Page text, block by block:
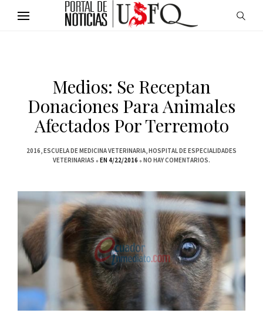
Medios: Se Receptan
Donaciones Para Animales
Afectados Por Terremoto
2016 ESCUELA DE MEDICINA VETERINARIA HOSPITAL DE ESPECIALIDADES
VETERINARIAS
EN 4/22/2016 NO HAY COMENTARIOS.